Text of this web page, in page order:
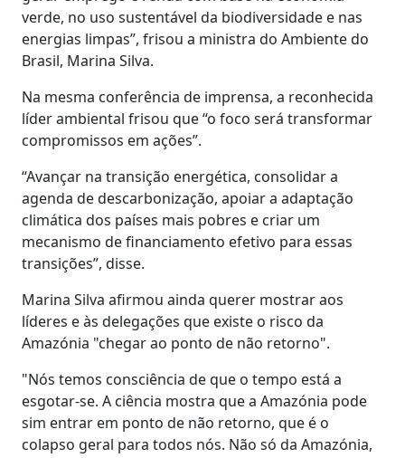
verde, no uso sustentável da biodiversidade e nas
energias limpas”, frisou a ministra do Ambiente do
Brasil, Marina Silva.
Na mesma conferência de imprensa, a reconhecida
líder ambiental frisou que “o foco será transformar
compromissos em ações”.
“Avançar na transição energética, consolidar a
agenda de descarbonização, apoiar a adaptação
climática dos países mais pobres e criar um
mecanismo de financiamento efetivo para essas
transições”, disse.
Marina Silva afirmou ainda querer mostrar aos
líderes e às delegações que existe o risco da
Amazónia "chegar ao ponto de não retorno".
"Nós temos consciência de que o tempo está a
esgotar-se. A ciência mostra que a Amazónia pode
sim entrar em ponto de não retorno, que é o
colapso geral para todos nós. Não só da Amazónia,